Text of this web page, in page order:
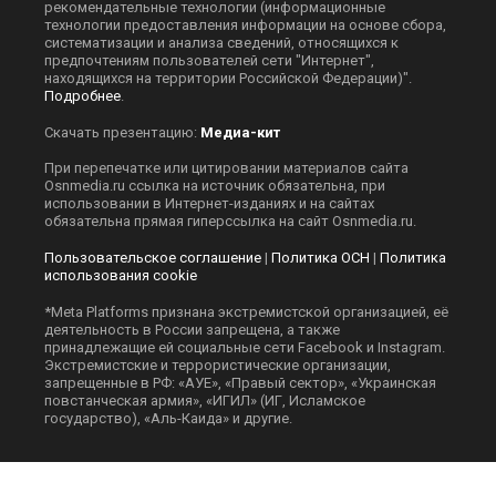
рекомендательные технологии (информационные
технологии предоставления информации на основе сбора,
систематизации и анализа сведений, относящихся к
предпочтениям пользователей сети "Интернет",
находящихся на территории Российской Федерации)".
Подробнее.
Скачать презентацию: Медиа-кит
При перепечатке или цитировании материалов сайта
Оsnmedia.ru ссылка на источник обязательна, при
использовании в Интернет-изданиях и на сайтах
обязательна прямая гиперссылка на сайт Оsnmedia.ru.
Пользовательское соглашение | Политика ОСН | Политика
использования cookie
*Meta Platforms признана экстремистской организацией, её
деятельность в России запрещена, а также
принадлежащие ей социальные сети Facebook и Instagram.
Экстремистские и террористические организации,
запрещенные в РФ: «АУЕ», «Правый сектор», «Украинская
повстанческая армия», «ИГИЛ» (ИГ, Исламское
государство), «Аль-Каида» и другие.